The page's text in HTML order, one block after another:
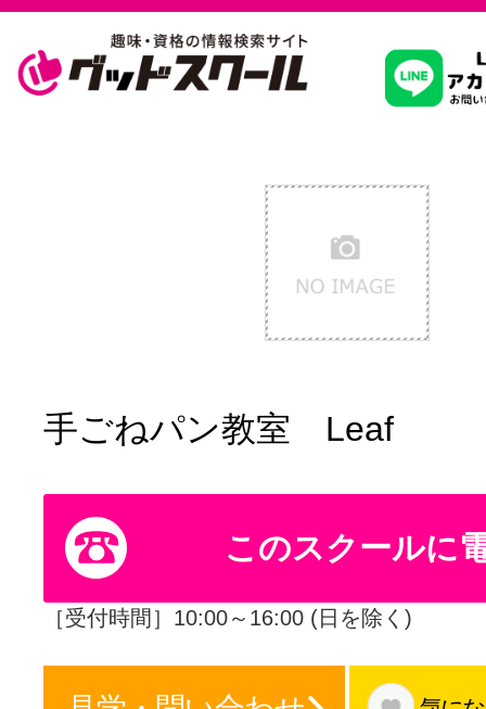
習いたいこ
スクールを
駅・路線か
通信講座を
やりたいこ
手ごねパン教室 Leaf
このスクールに
［受付時間］10:00～16:00 (日を除く)